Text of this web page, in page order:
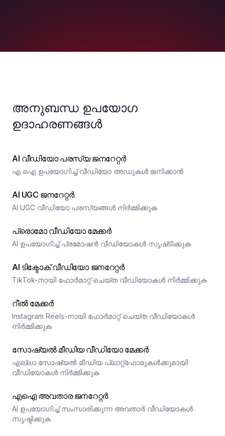
അനുബന്ധ ഉപയോഗ
ഉദാഹരണങ്ങൾ
AI വീഡിയോ പരസ്യ ജനറേറ്റർ
എ ഐ ഉപയോഗിച്ച് വീഡിയോ അഡുകൾ ജനിക്കാൻ
AI UGC ജനറേറ്റർ
AI UGC വീഡിയോ പരസ്യങ്ങൾ നിർമ്മിക്കുക
പ്രൊമോ വീഡിയോ മേക്കർ
AI ഉപയോഗിച്ച് പ്രമോഷൻ വീഡിയോകൾ സൃഷ്‌ടിക്കുക
AI ടിക്ടോക് വീഡിയോ ജനറേറ്റർ
TikTok-നായി ഫോർമാറ്റ് ചെയ്ത വീഡിയോകൾ നിർമ്മിക്കുക
റീൽ മേക്കർ
Instagram Reels-നായി ഫോർമാറ്റ് ചെയ്ത വീഡിയോകൾ
നിർമ്മിക്കുക
സോഷ്യൽ മീഡിയ വീഡിയോ മേക്കർ
എല്ലാ സോഷ്യൽ മീഡിയ പ്ലാറ്റ്‌ഫോമുകൾക്കുമായി
വീഡിയോകൾ നിർമ്മിക്കുക
എഐ അവതാര ജനറേറ്റർ
AI ഉപയോഗിച്ച് സംസാരിക്കുന്ന അവതാർ വീഡിയോകൾ
സൃഷ്ടിക്കുക